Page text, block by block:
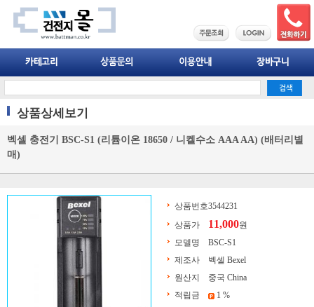
상품상세보기
벡셀 충전기 BSC-S1 (리튬이온 18650 / 니켈수소 AAA AA) (배터리별
매)
상품번호3544231
상품가
11,000원
모델명
BSC-S1
제조사
벡셀 Bexel
원산지
중국 China
적립금
1 %